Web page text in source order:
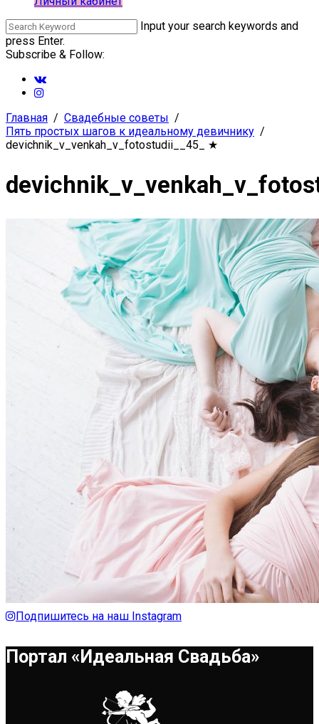
Input your search keywords and
press Enter.
Subscribe & Follow:
Главная
Свадебные советы
Пять простых шагов к идеальному девичнику
devichnik_v_venkah_v_fotostudii__45_
★
Подпишитесь на наш Instagram
Портал «Идеальная Свадьба»